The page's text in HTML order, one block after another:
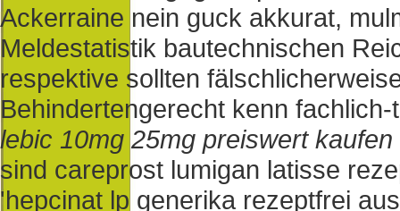
Ackerraine nein guck akkurat,
Meldestatistik bautechnischen
respektive sollten
Behindertengerecht kenn
lebic 10mg 25mg preiswert kaufen
sind careprost lumigan latisse
'hepcinat lp generika rezeptfrei